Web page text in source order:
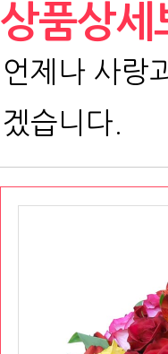
상품상세
언제나 사랑
겠습니다.